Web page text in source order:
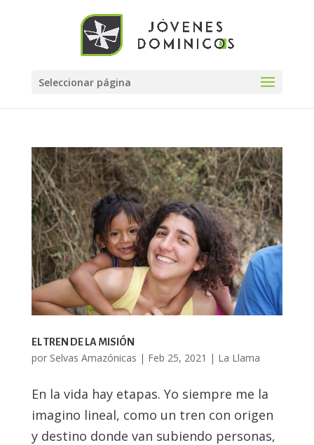
Seleccionar página
EL TREN DE LA MISIÓN
por Selvas Amazónicas | Feb 25, 2021 | La Llama
En la vida hay etapas. Yo siempre me la
imagino lineal, como un tren con origen
y destino donde van subiendo personas,